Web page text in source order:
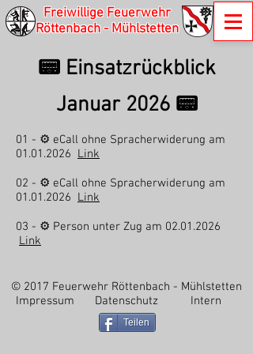
Freiwillige Feuerwehr
Röttenbach - Mühlstetten
📟 Einsatzrückblick
Januar 2026 📟
01 - ⚙️ eCall ohne Spracherwiderung am
01.01.2026 Link
02 - ⚙️ eCall ohne Spracherwiderung am
01.01.2026 Link
03 - ⚙️ Person unter Zug am 02.01.2026
Link
© 2017 Feuerwehr Röttenbach - Mühlstetten
Impressum
Datenschutz Intern
Teilen